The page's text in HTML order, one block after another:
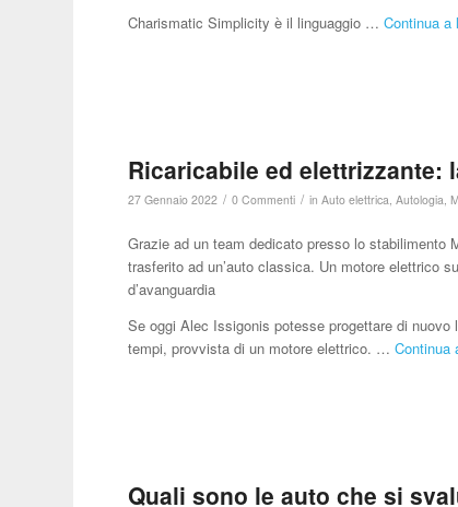
Charismatic Simplicity è il linguaggio …Continua a
Ricaricabile ed elettrizzante:
27 Gennaio 2022 / 0 Commenti / inAuto elettrica,Autologia,
Grazie ad un team dedicato presso lo stabilimento
trasferito ad un’auto classica. Un motore elettrico
d’avanguardia
Se oggi Alec Issigonis potesse progettare di
tempi, provvista di un motore elettrico. …Continua
Quali sono le auto che si